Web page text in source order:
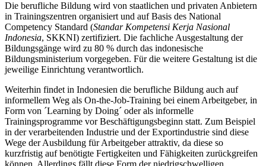
Die berufliche Bildung wird von staatlichen und privaten Anbietern
in Trainingszentren organisiert und auf Basis des National
Competency Standard (Standar Kompetensi Kerja Nasional
Indonesia, SKKNI) zertifiziert. Die fachliche Ausgestaltung der
Bildungsgänge wird zu 80 % durch das indonesische
Bildungsministerium vorgegeben. Für die weitere Gestaltung ist die
jeweilige Einrichtung verantwortlich.
Weiterhin findet in Indonesien die berufliche Bildung auch auf
informellem Weg als On-the-Job-Training bei einem Arbeitgeber, in
Form von ´Learning by Doing´ oder als informelle
Trainingsprogramme vor Beschäftigungsbeginn statt. Zum Beispiel
in der verarbeitenden Industrie und der Exportindustrie sind diese
Wege der Ausbildung für Arbeitgeber attraktiv, da diese so
kurzfristig auf benötigte Fertigkeiten und Fähigkeiten zurückgreifen